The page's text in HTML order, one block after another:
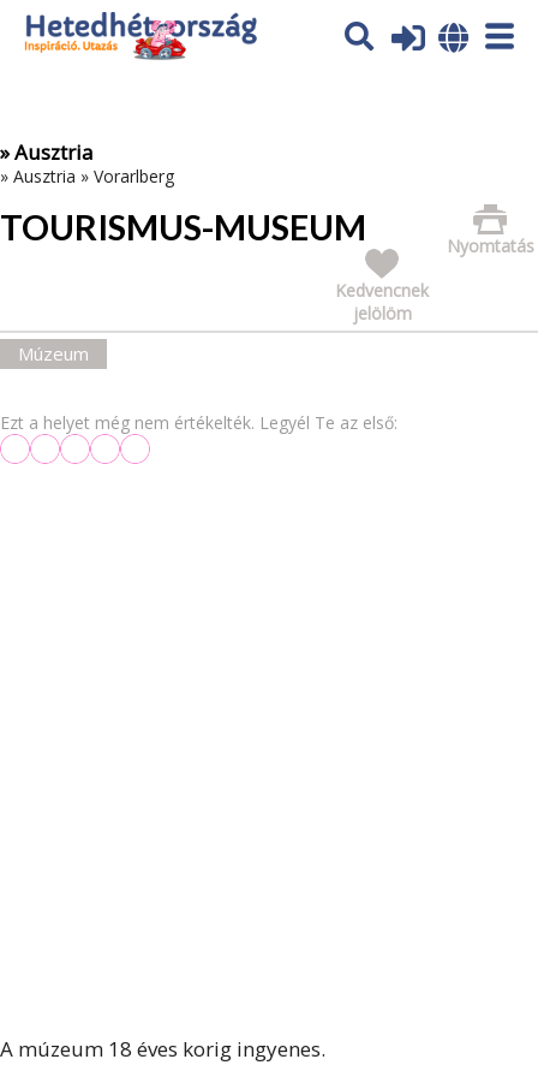
Az oldal sütiket (cookies) használ. További tájékoztatás itt:
Adatvédelmi tájékoztató
» Ausztria
» Ausztria » Vorarlberg
TOURISMUS-MUSEUM
Nyomtatás
Kedvencnek
jelölöm
Múzeum
Ezt a helyet még nem értékelték. Legyél Te az első:
A múzeum 18 éves korig ingyenes.